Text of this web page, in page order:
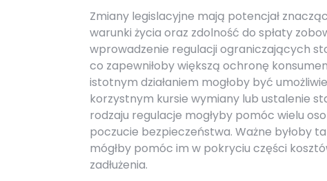
Zmiany legislacyjne mają potencjał
warunki życia oraz zdolność do spłaty
wprowadzenie regulacji ograniczających
co zapewniłoby większą ochronę
istotnym działaniem mogłoby być
korzystnym kursie wymiany lub ustalenie
rodzaju regulacje mogłyby pomóc wielu
poczucie bezpieczeństwa. Ważne byłoby
mógłby pomóc im w pokryciu części
zadłużenia.